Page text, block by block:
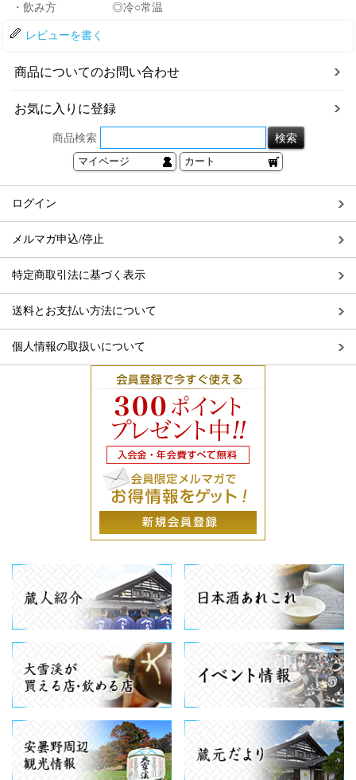
・飲み方 ◎冷○常温
レビューを書く
商品についてのお問い合わせ
お気に入りに登録
商品検索
マイページ カート
ログイン
メルマガ申込/停止
特定商取引法に基づく表示
送料とお支払い方法について
個人情報の取扱いについて